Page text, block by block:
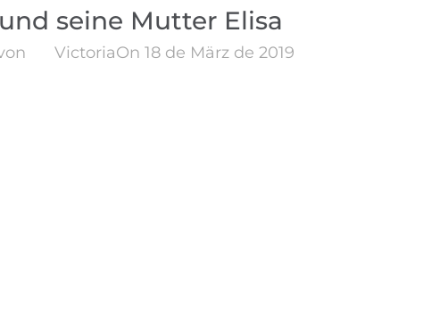
seine Mutter Elisa
VictoriaOn 18 de März de 2019